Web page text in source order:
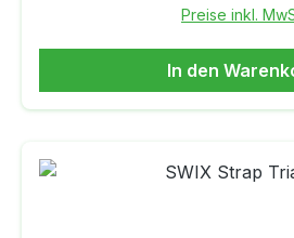
Preise inkl.
In den